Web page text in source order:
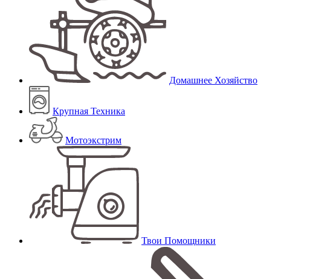
Домашнее Хозяйство
Крупная Техника
Мотоэкстрим
Твои Помощники